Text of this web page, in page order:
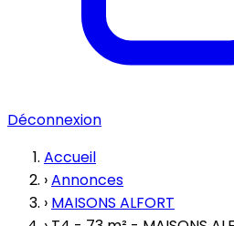
Déconnexion
Accueil
›Annonces
› MAISONS ALFORT